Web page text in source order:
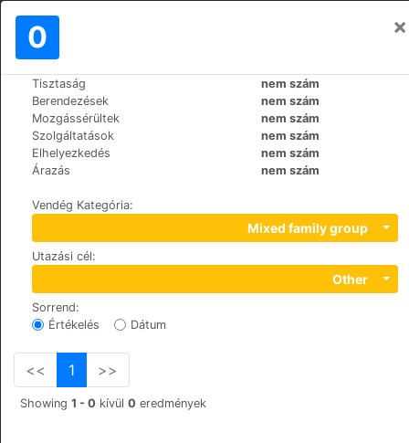
0 ×
Tisztaság
nem szám
Berendezések
nem szám
Mozgássérültek
nem szám
Szolgáltatások
nem szám
Elhelyezkedés
nem szám
Árazás
nem szám
Vendég Kategória:
Mixed family group
Utazási cél:
Other
Sorrend:
Értékelés
Dátum
<< 1 >>
Showing 1 - 0 kívül 0 eredmények
Világ>Spain
Hotel Rural El Refugio
Calle Cruz de Tejeda S/N, 35328